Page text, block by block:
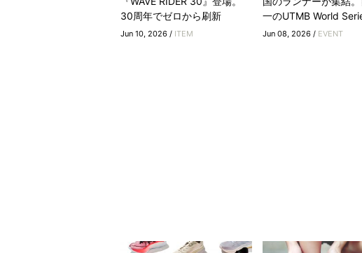
30周年でゼロから刷新
Jun 10, 2026 / ITEM
一のUTMB World
Jun 08, 2026 / EVENT